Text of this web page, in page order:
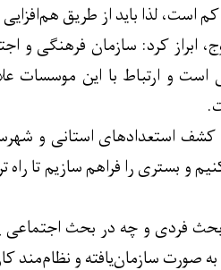
است، لذا باید از طریق
کرد: سازمان فرهنگی و
است و ارتباط با این
کشف استعدادهای استانی و
و بستری را فراهم سازیم تا راه
بحث فردی و چه در بحث
صورت سازمان‌یافته و نظام‌مند